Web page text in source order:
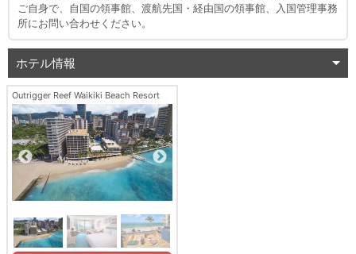
ご自身で、自国の領事館、渡航先国・経由国の領事館、入国管理事務
所にお問い合わせください。
ホテル情報
Outrigger Reef Waikiki Beach Resort